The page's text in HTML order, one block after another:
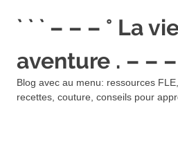
` ` ` – – – ° La
aventure . – – –
Blog avec au menu: ressources
recettes, couture, conseils pour